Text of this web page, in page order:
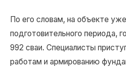
По его словам, на объекте
подготовительного периода,
992 сваи. Специалисты
работам и армированию